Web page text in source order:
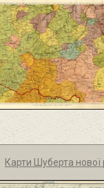
Карти Шуберта